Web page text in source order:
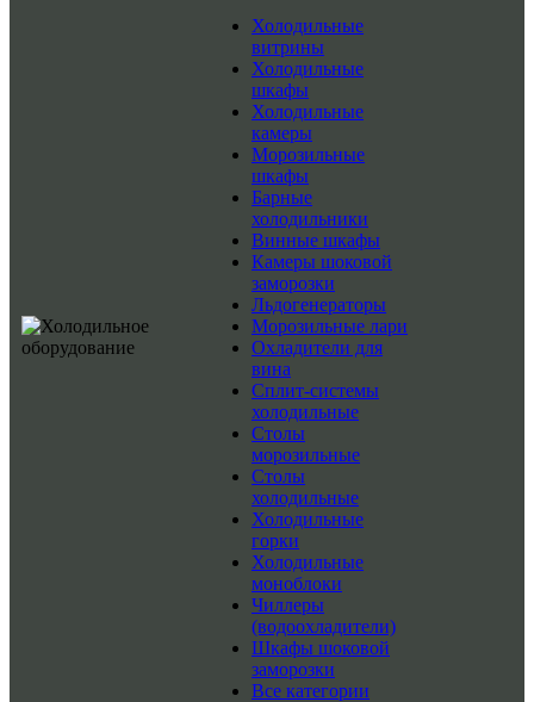
Холодильные
витрины
Холодильные
шкафы
Холодильные
камеры
Морозильные
шкафы
Барные
холодильники
Винные шкафы
Камеры шоковой
заморозки
Льдогенераторы
Морозильные лари
Охладители для
вина
Сплит-системы
холодильные
Столы
морозильные
Столы
холодильные
Холодильные
горки
Холодильные
моноблоки
Чиллеры
(водоохладители)
Шкафы шоковой
заморозки
Все категории